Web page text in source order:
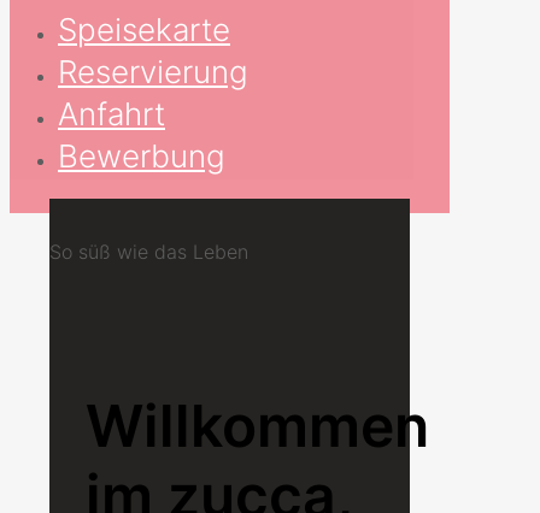
Speisekarte
Reservierung
Anfahrt
Bewerbung
So süß wie das Leben
Willkommen
im zucca,